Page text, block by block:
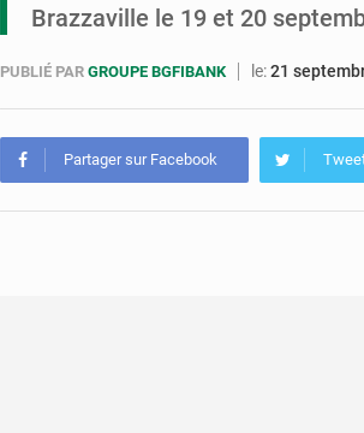
Brazzaville le 19 et 20
PUBLIÉ PAR GROUPE BGFIBANK le:21
Partager sur Facebook